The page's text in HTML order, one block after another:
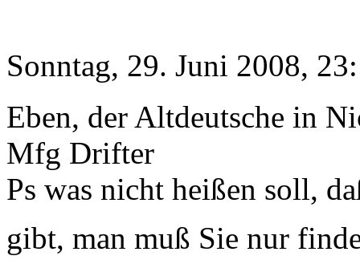
Sonntag, 29. Juni 2008,
Eben, der Altdeutsche in
Mfg Drifter
Ps was nicht heißen soll,
gibt, man muß Sie nur